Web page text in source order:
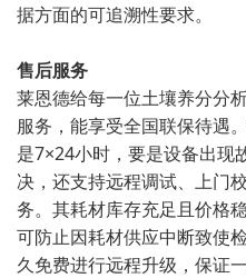
据方面的可追溯性要求。
售后服务
莱恩德给每一位土壤养分分
服务，能享受全国联保待遇
是7×24小时，要是设备出现
决，还支持远程调试、上门
务。其耗材库存充足且价格
可防止因耗材供应中断致使
久免费进行远程升级，保证